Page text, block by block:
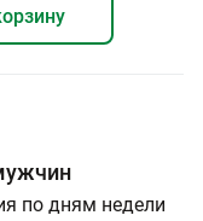
по дням недели